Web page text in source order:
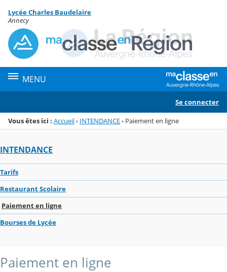
Menu de la rubrique
Contenu
Lycée Charles Baudelaire
Annecy
MENU
Se connecter
Vous êtes ici : Accueil› INTENDANCE› Paiement en ligne
INTENDANCE
Tarifs
Restaurant Scolaire
Paiement en ligne
Bourses de Lycée
Paiement en ligne